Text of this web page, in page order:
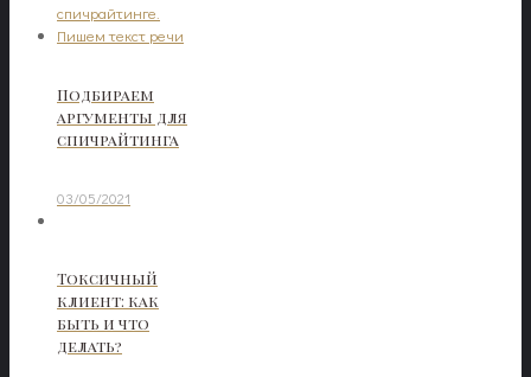
Подбираем
аргументы для
спичрайтинга
03/05/2021
Токсичный
клиент: как
быть и что
делать?